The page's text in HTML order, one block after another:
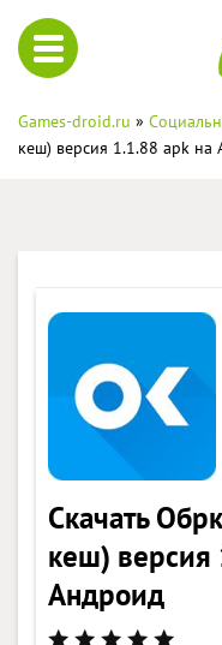
Games-droid.ru »
кеш) версия 1.1.88 apk на
Скачать
кеш) версия
Андроид